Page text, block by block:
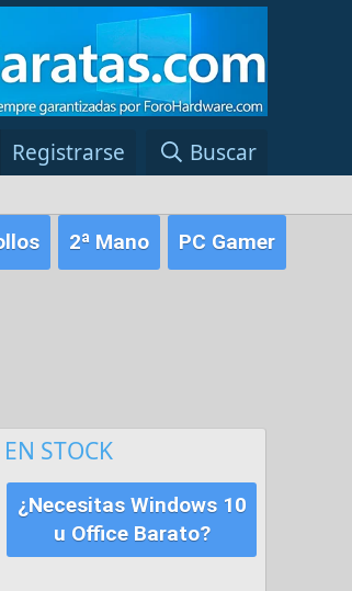
Red Fansite.es
Registrarse Buscar
2ª Mano PC Gamer
EN STOCK
¿Necesitas Windows 10
u Office Barato?